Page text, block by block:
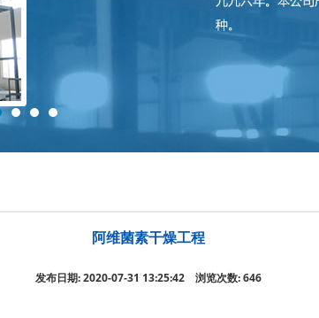
阿维菌素干燥工程
发布日期: 2020-07-31 13:25:42 浏览次数:646